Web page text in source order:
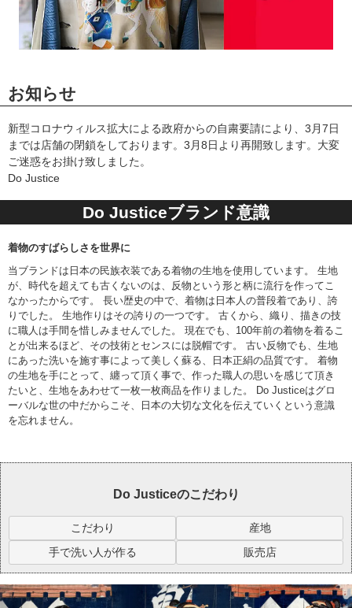
お知らせ
新型コロナウィルス拡大による政府からの自粛要請により、3月7日
までは店舗の閉鎖をしております。3月8日より再開致します。大変
ご迷惑をお掛け致しました。
Do Justice
Do Justiceブランド意識
着物のすばらしさを世界に
当ブランドは日本の民族衣装である着物の生地を使用しています。 生地
が、時代を超えても古くないのは、反物という形と柄に流行を作ってこ
なかったからです。 長い歴史の中で、着物は日本人の普段着であり、誇
りでした。 生地作りはその誇りの一つです。 古くから、織り、描きの技
に職人は手間を惜しみませんでした。 現在でも、100年前の着物を着るこ
とが出来るほど、その技術とセンスには脱帽です。 古い反物でも、生地
にあった洗いを施す事によって美しく蘇る、日本正絹の品質です。 着物
の生地を手にとって、纏って頂く事で、作った職人の思いを感じて頂き
たいと、生地をあわせて一枚一枚商品を作りました。 Do Justiceはグロ
ーバルな世の中だからこそ、日本の大切な文化を伝えていくという意識
を忘れません。
Do Justiceのこだわり
こだわり
産地
手で洗い人が作る
販売店